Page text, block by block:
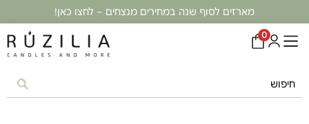
מארזים לסוף שנה במחירים מנצחים – לחצו כאן!
0